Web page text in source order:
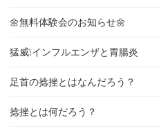
🌼無料体験会のお知らせ🌼
猛威❕インフルエンザと胃腸炎
足首の捻挫とはなんだろう？
捻挫とは何だろう？